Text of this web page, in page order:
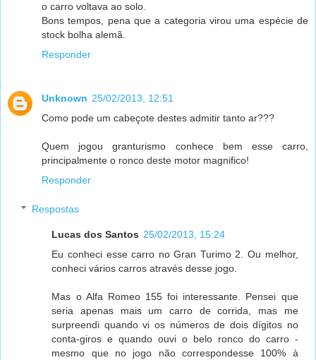
o carro voltava ao solo.
Bons tempos, pena que a categoria virou uma espécie de
stock bolha alemã.
Responder
Unknown 25/02/2013, 12:51
Como pode um cabeçote destes admitir tanto ar???
Quem jogou granturismo conhece bem esse carro,
principalmente o ronco deste motor magnifico!
Responder
Respostas
Lucas dos Santos 25/02/2013, 15:24
Eu conheci esse carro no Gran Turimo 2. Ou melhor,
conheci vários carros através desse jogo.
Mas o Alfa Romeo 155 foi interessante. Pensei que
seria apenas mais um carro de corrida, mas me
surpreendi quando vi os números de dois dígitos no
conta-giros e quando ouvi o belo ronco do carro -
mesmo que no jogo não correspondesse 100% à